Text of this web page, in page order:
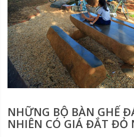
NHỮNG BỘ BÀN GHẾ
NHIÊN CÓ GIÁ ĐẮT ĐỎ